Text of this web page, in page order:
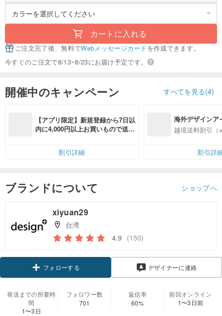
カートに入れる
ご注文完了後、無料でWebメッセージカードを作成できます。
今すぐのご注文で8/13~8/23にお届け予定です。
開催中のキャンペーン すべてを見る(4)
【アプリ限定】新規登録から7日以
内に4,000円以上お買いもので送料
割引詳細
海外デザインア
入
越境送料割引（
割引詳
ブランドについて ショップへ
xiyuan29
台湾
4.9 (150)
フォローする デザイナーに連絡
発送までの所要時
間
1〜3日
フォロワー数
701
返信率
60%
前回オンライン
1〜3日前